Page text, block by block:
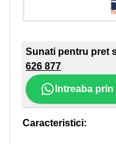
Sunati pentru pret
626 877
Intreaba
Caracteristici: